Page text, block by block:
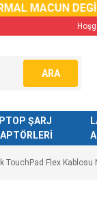
MACUN
ARA
ŞARJ
TouchPad Flex Kablosu